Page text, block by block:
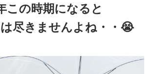
この時期になると
尽きませんよね・・😭